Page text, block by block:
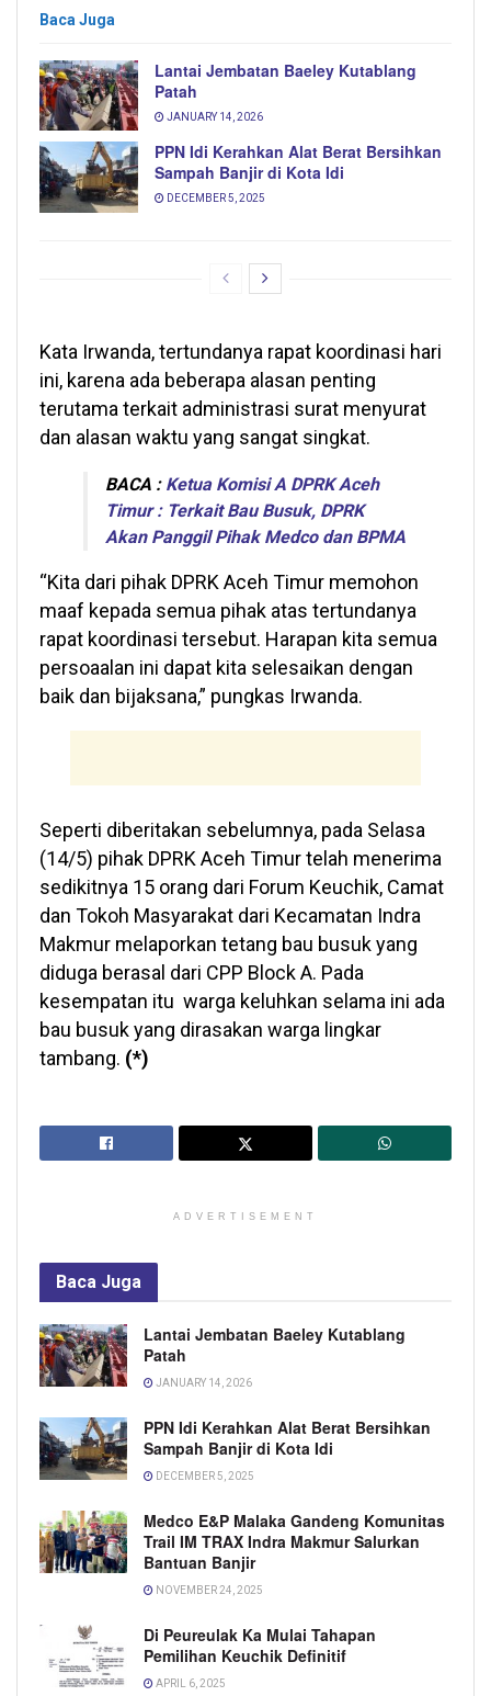
Baca Juga
Lantai Jembatan Baeley Kutablang
Patah
JANUARY 14, 2026
PPN Idi Kerahkan Alat Berat Bersihkan
Sampah Banjir di Kota Idi
DECEMBER 5, 2025
Kata Irwanda, tertundanya rapat koordinasi hari
ini, karena ada beberapa alasan penting
terutama terkait administrasi surat menyurat
dan alasan waktu yang sangat singkat.
BACA :Ketua Komisi A DPRK Aceh
Timur : Terkait Bau Busuk, DPRK
Akan Panggil Pihak Medco dan BPMA
“Kita dari pihak DPRK Aceh Timur memohon
maaf kepada semua pihak atas tertundanya
rapat koordinasi tersebut. Harapan kita semua
persoaalan ini dapat kita selesaikan dengan
baik dan bijaksana,” pungkas Irwanda.
Seperti diberitakan sebelumnya, pada Selasa
(14/5) pihak DPRK Aceh Timur telah menerima
sedikitnya 15 orang dari Forum Keuchik, Camat
dan Tokoh Masyarakat dari Kecamatan Indra
Makmur melaporkan tetang bau busuk yang
diduga berasal dari CPP Block A. Pada
kesempatan itu warga keluhkan selama ini ada
bau busuk yang dirasakan warga lingkar
tambang. (*)
ADVERTISEMENT
Baca Juga
Lantai Jembatan Baeley Kutablang
Patah
JANUARY 14, 2026
PPN Idi Kerahkan Alat Berat Bersihkan
Sampah Banjir di Kota Idi
DECEMBER 5, 2025
Medco E&P Malaka Gandeng Komunitas
Trail IM TRAX Indra Makmur Salurkan
Bantuan Banjir
NOVEMBER 24, 2025
Di Peureulak Ka Mulai Tahapan
Pemilihan Keuchik Definitif
APRIL 6, 2025